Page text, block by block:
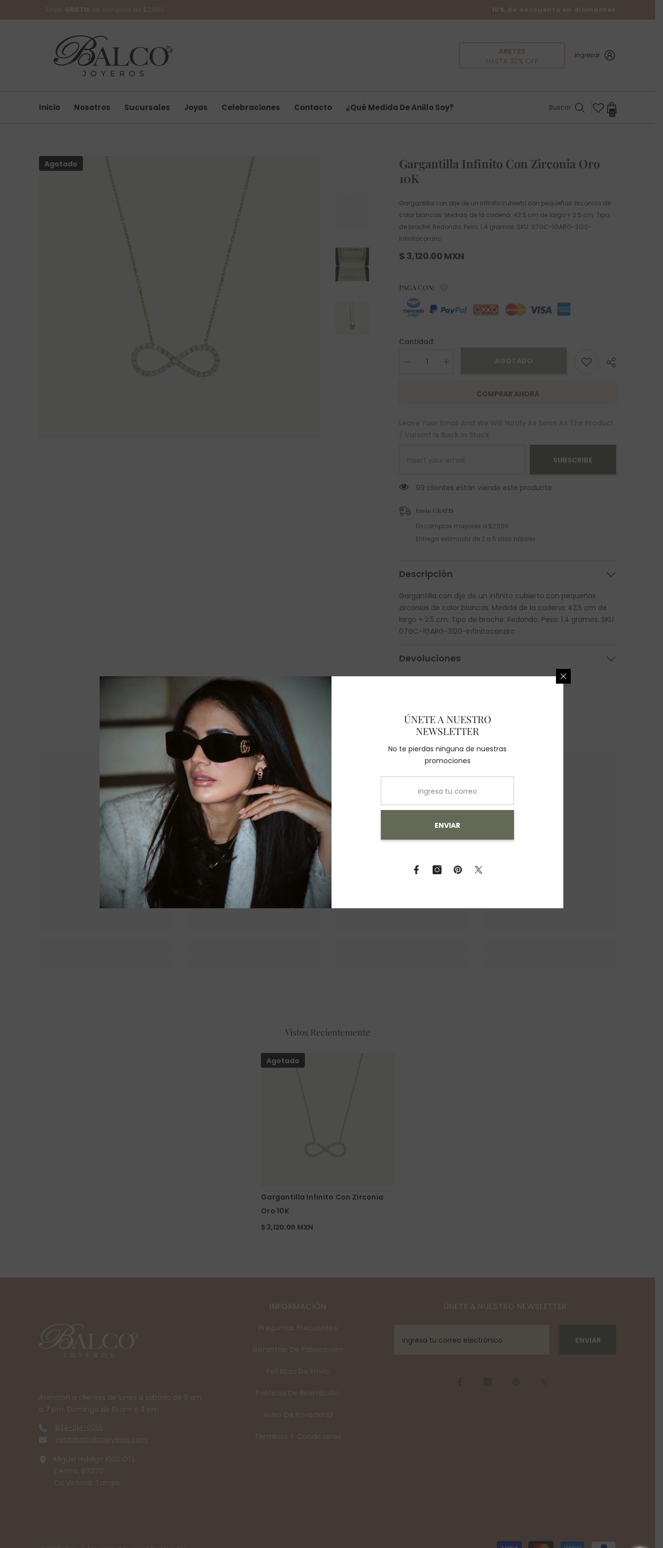
SKIP TO CONTENT
Envío GRATIS en compras de $2,500 10% de descuento en diamantes
ARETES
HASTA 30% OFF
Ingresar
Inicio Nosotros Sucursales Joyas Celebraciones Contacto ¿Qué Medida De Anillo Soy? Buscar
00
items
Agotado
Gargantilla Infinito Con Zirconia Oro
10K
Gargantilla con dije de un infinito cubierto con pequeñas zirconias de
color blancas. Medida de la cadena: 42.5 cm de largo + 2.5 cm. Tipo
de broche: Redondo. Peso: 1.4 gramos. SKU: 07GC-1GARG-3120-
Infinitoconzirc
$ 3,120.00 MXN
PAGA CON:
Cantidad:
Decrease
Compartir
COMPRAR AHORA
SUBSCRIBE
99 clientes están viendo este producto
Envío GRATIS
En compras mayores a $2,500
Entrega estimada de 2 a 5 días hábiles.
Descripción
Gargantilla con dije de un infinito cubierto con pequeñas
zirconias de color blancas. Medida de la cadena: 42.5 cm de
largo + 2.5 cm. Tipo de broche: Redondo. Peso: 1.4 gramos. SKU:
07GC-1GARG-3120-Infinitoconzirc
Devoluciones
También Te Recomendamos
Vistos Recientemente
Agotado
Gargantilla Infinito Con Zirconia
Oro 10K
$ 3,120.00 MXN
Atención a clientes de lunes a sábado de 9 am
a 7 pm. Domingo de 10 am a 4 pm
834-314-3255
ventas@balcojoyeros.com
Miguel Hidalgo 1002 OTE
Centro, 87070
Cd Victoria, Tamps.
INFORMACIÓN
Preguntas Frecuentes
Garantías De Fabricación
Políticas De Envío
Políticas De Reembolso
Aviso De Privacidad
Términos Y Condiciones
ÚNETE A NUESTRO NEWSLETTER
ENVIAR
Payment
ÚNETE A NUESTRO
NEWSLETTER
No te pierdas ninguna de nuestras
promociones
ENVIAR